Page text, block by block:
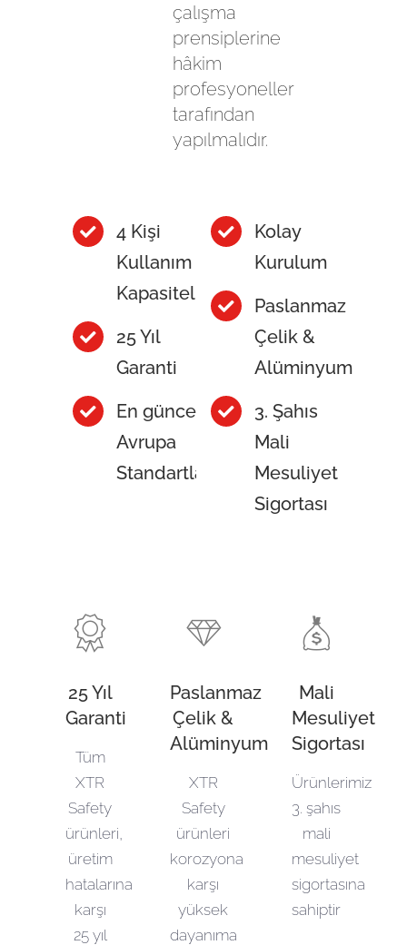
çalışma
prensiplerine
hâkim
profesyoneller
tarafından
yapılmalıdır.
4 Kişi
Kullanım
Kapasiteli
25 Yıl
Garanti
En güncel
Avrupa
Standartları
Kolay
Kurulum
Paslanmaz
Çelik &
Alüminyum
3. Şahıs
Mali
Mesuliyet
Sigortası
25 Yıl
Garanti
Tüm
XTR
Safety
ürünleri,
üretim
hatalarına
karşı
25 yıl
Paslanmaz
Çelik &
Alüminyum
XTR
Safety
ürünleri
korozyona
karşı
yüksek
dayanıma
Mali
Mesuliyet
Sigortası
Ürünlerimiz
3. şahıs
mali
mesuliyet
sigortasına
sahiptir